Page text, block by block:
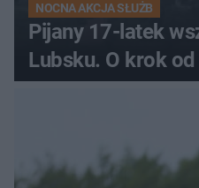
NOCNA AKCJA SŁUŻB
Pijany 17-latek
Lubsku. O krok